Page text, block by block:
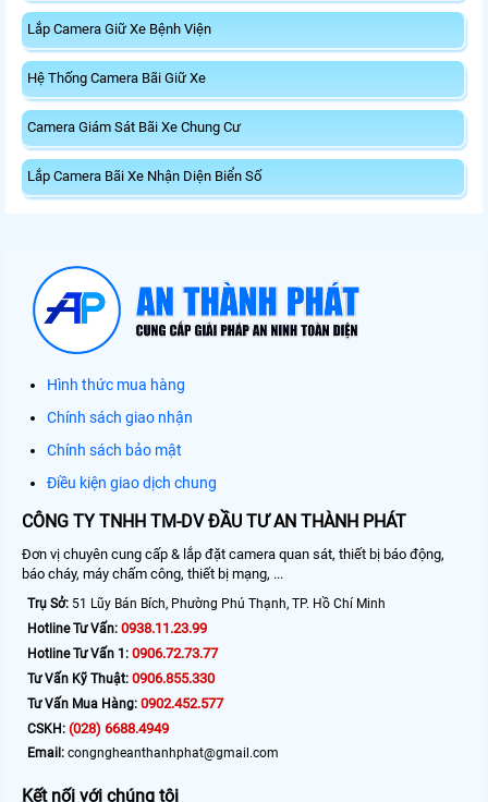
Lắp Camera Giữ Xe Bệnh Viện
Hệ Thống Camera Bãi Giữ Xe
Camera Giám Sát Bãi Xe Chung Cư
Lắp Camera Bãi Xe Nhận Diện Biển Số
Hình thức mua hàng
Chính sách giao nhận
Chính sách bảo mật
Điều kiện giao dịch chung
CÔNG TY TNHH TM-DV ĐẦU TƯ AN THÀNH PHÁT
Đơn vị chuyên cung cấp & lắp đặt camera quan sát, thiết bị báo động,
báo cháy, máy chấm công, thiết bị mạng, ...
Trụ Sở: 51 Lũy Bán Bích, Phường Phú Thạnh, TP. Hồ Chí Minh
Hotline Tư Vấn: 0938.11.23.99
Hotline Tư Vấn 1: 0906.72.73.77
Tư Vấn Kỹ Thuật: 0906.855.330
Tư Vấn Mua Hàng: 0902.452.577
CSKH: (028) 6688.4949
Email: congngheanthanhphat@gmail.com
Kết nối với chúng tôi